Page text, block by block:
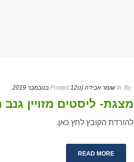
By
In שומר אבידה (נו Posted 12 בנובמבר 2019
מצגת- ליסטים מזויין גנב
להורדת הקובץ לחץ כאן.
READ MORE